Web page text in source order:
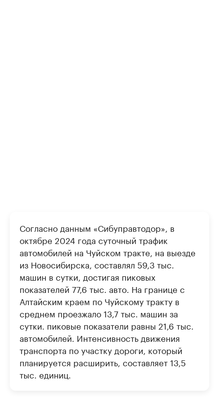
Согласно данным «Сибуправтодор», в
октябре 2024 года суточный трафик
автомобилей на Чуйском тракте, на выезде
из Новосибирска, составлял 59,3 тыс.
машин в сутки, достигая пиковых
показателей 77,6 тыс. авто. На границе с
Алтайским краем по Чуйскому тракту в
среднем проезжало 13,7 тыс. машин за
сутки. пиковые показатели равны 21,6 тыс.
автомобилей. Интенсивность движения
транспорта по участку дороги, который
планируется расширить, составляет 13,5
тыс. единиц.